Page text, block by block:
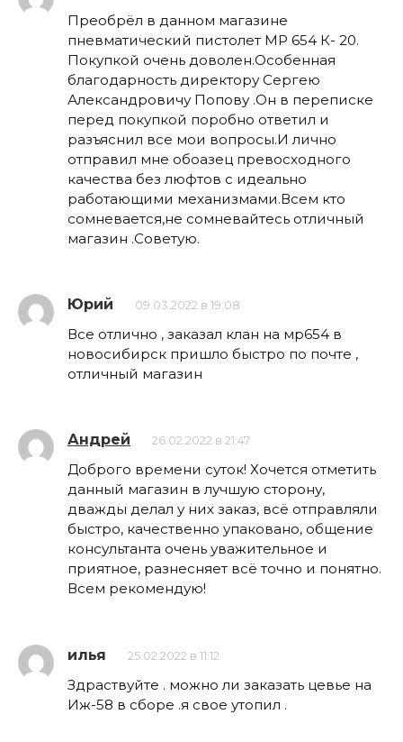
Преобрёл в данном магазине
пневматический пистолет МР 654 К- 20.
Покупкой очень доволен.Особенная
благодарность директору Сергею
Александровичу Попову .Он в переписке
перед покупкой поробно ответил и
разъяснил все мои вопросы.И лично
отправил мне обоазец превосходного
качества без люфтов с идеально
работающими механизмами.Всем кто
сомневается,не сомневайтесь отличный
магазин .Советую.
Юрий 09.03.2022 в 19:08
Все отлично , заказал клан на мр654 в
новосибирск пришло быстро по почте ,
отличный магазин
Андрей 26.02.2022 в 21:47
Доброго времени суток! Хочется отметить
данный магазин в лучшую сторону,
дважды делал у них заказ, всё отправляли
быстро, качественно упаковано, общение
консультанта очень уважительное и
приятное, разнесняет всё точно и понятно.
Всем рекомендую!
илья 25.02.2022 в 11:12
Здраствуйте . можно ли заказать цевье на
Иж-58 в сборе .я свое утопил .